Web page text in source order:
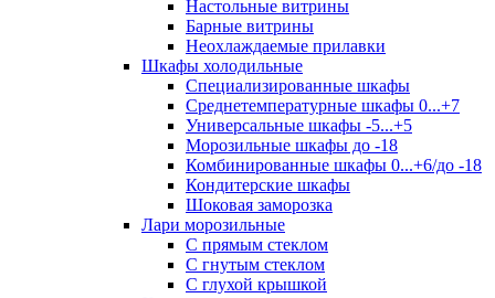
Настольные витрины
Барные витрины
Неохлаждаемые прилавки
Шкафы холодильные
Cпециализированные шкафы
Среднетемпературные шкафы 0...+7
Универсальные шкафы -5...+5
Морозильные шкафы до -18
Комбинированные шкафы 0...+6/до -18
Кондитерские шкафы
Шоковая заморозка
Лари морозильные
С прямым стеклом
С гнутым стеклом
С глухой крышкой